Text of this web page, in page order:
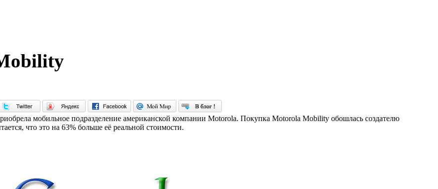
мобильное подразделение американской компании Motorola. Покупка Motorola Mobility обошлась создателю
что это на 63% больше её реальной стоимости.